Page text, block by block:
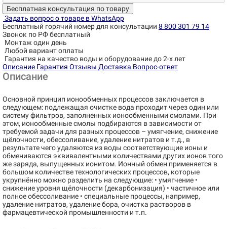
Бесплатная консультация по товару
Задать вопрос о товаре в WhatsApp
Бесплатный горячий номер для консультации 8 800 301 79 14
Звонок по РФ бесплатный
Монтаж один день
Любой вариант оплаты
Гарантия на качество воды и оборудование до 2-х лет
Описание Гарантия Отзывы Доставка Вопрос-ответ
Описание
Основной принцип ионообменных процессов заключается в
следующем: подлежащая очистке вода проходит через один или
систему фильтров, заполненных ионообменными смолами. При
этом, ионообменные смолы подбираются в зависимости от
требуемой задачи для разных процессов – умягчение, снижение
щёлочности, обессоливание, удаление нитратов и т.д., в
результате чего удаляются из воды соответствующие ионы и
обмениваются эквивалентными количествами других ионов того
же заряда, выпущенных ионитом. Ионный обмен применяется в
большом количестве технологических процессов, которые
укрупнённо можно разделить на следующие: • умягчение •
снижение уровня щёлочности (декарбонизация) • частичное или
полное обессоливание • специальные процессы, например,
удаление нитратов, удаление бора, очистка растворов в
фармацевтической промышленности и т.п.